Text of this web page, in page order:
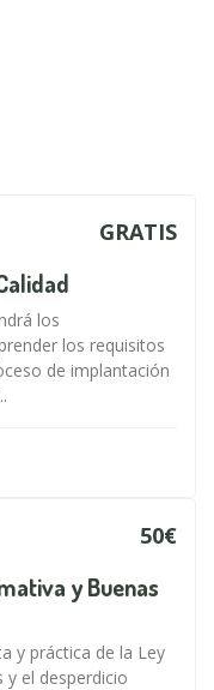
GRATIS
los
los requisitos
de implantación
50€
y Buenas
y práctica de la Ley
y el desperdicio